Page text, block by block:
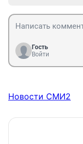
Гость
Войти
Новости СМИ2